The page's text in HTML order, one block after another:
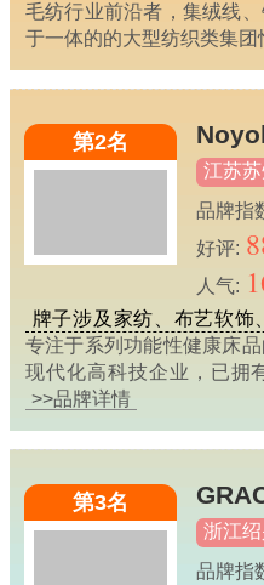
毛纺行业前沿者，集绒线
于一体的的大型纺织类集团
第2名
江苏
品牌指
好评:
人气:
牌子涉及家纺、布艺软饰
专注于系列功能性健康床
现代化高科技企业，已拥
>>品牌详情
第3名
浙江
品牌指